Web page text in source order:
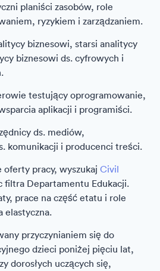
planiści zasobów, role
ryzykiem i zarządzaniem.
biznesowi, starsi analitycy
biznesowi ds. cyfrowych i
testujący oprogramowanie,
aplikacji i programiści.
ds. mediów,
komunikacji i producenci treści.
oferty pracy, wyszukaj Civil
filtra Departamentu Edukacji.
prace na część etatu i role
elastyczna.
przyczynianiem się do
dzieci poniżej pięciu lat,
dorosłych uczących się,